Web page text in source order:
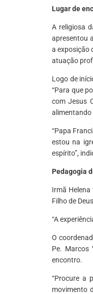
Lugar de
A religiosa
apresentou
a exposição
atuação
Logo de
“Para que
com Jesus
alimentando
“Papa
estou na
espírito”,
Pedagogia
Irmã
Filho de
“A
O
Pe. Marcos
encontro.
“Procure a
movimento